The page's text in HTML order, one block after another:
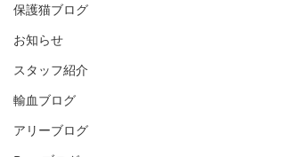
保護猫ブログ
お知らせ
スタッフ紹介
輸血ブログ
アリーブログ